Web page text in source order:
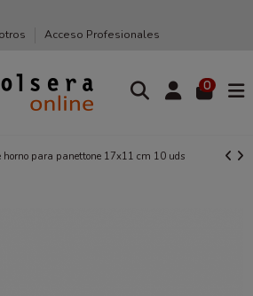
Acceso Profesionales
0
horno para panettone 17x11 cm 10 uds